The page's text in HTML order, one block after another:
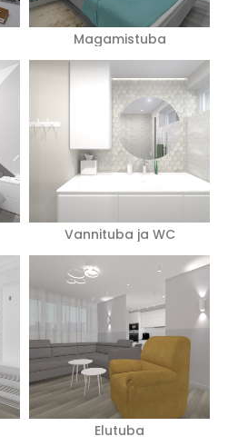
Magamistuba
Vannituba ja WC
Elutuba